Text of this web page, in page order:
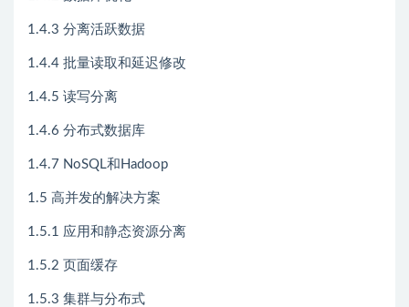
1.4.3 分离活跃数据
1.4.4 批量读取和延迟修改
1.4.5 读写分离
1.4.6 分布式数据库
1.4.7 NoSQL和Hadoop
1.5 高并发的解决方案
1.5.1 应用和静态资源分离
1.5.2 页面缓存
1.5.3 集群与分布式